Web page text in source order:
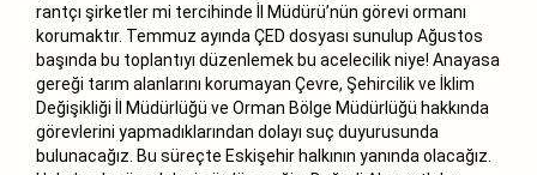
rantçı şirketler mi tercihinde İl Müdürü’nün görevi ormanı
korumaktır. Temmuz ayında ÇED dosyası sunulup Ağustos
başında bu toplantıyı düzenlemek bu acelecilik niye! Anayasa
gereği tarım alanlarını korumayan Çevre, Şehircilik ve İklim
Değişikliği İl Müdürlüğü ve Orman Bölge Müdürlüğü hakkında
görevlerini yapmadıklarından dolayı suç duyurusunda
bulunacağız. Bu süreçte Eskişehir halkının yanında olacağız.